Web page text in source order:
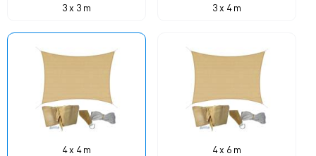
3 x 3 m 3 x 4 m
4 x 4 m 4 x 6 m